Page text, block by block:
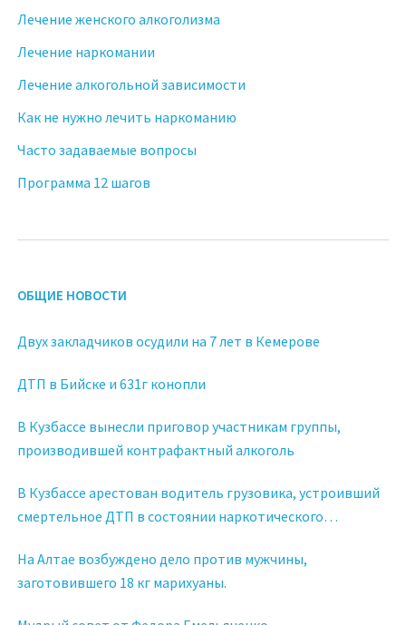
Лечение женского алкоголизма
Лечение наркомании
Лечение алкогольной зависимости
Как не нужно лечить наркоманию
Часто задаваемые вопросы
Программа 12 шагов
ОБЩИЕ НОВОСТИ
Двух закладчиков осудили на 7 лет в Кемерове
ДТП в Бийске и 631г конопли
В Кузбассе вынесли приговор участникам группы,
производившей контрафактный алкоголь
В Кузбассе арестован водитель грузовика, устроивший
смертельное ДТП в состоянии наркотического
На Алтае возбуждено дело против мужчины,
заготовившего 18 кг марихуаны.